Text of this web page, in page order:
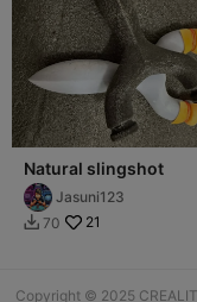
Natural slingshot
Jasuni123
 70 21
Copyright © 2025